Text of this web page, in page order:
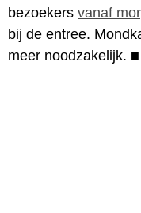
bezoekers vanaf
bij de entree.
meer noodzakelijk. ■